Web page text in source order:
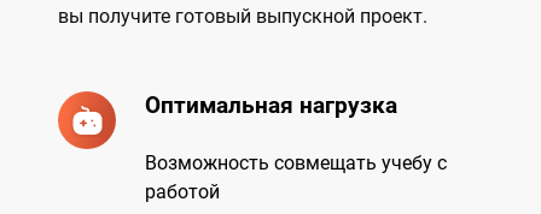
вы получите готовый выпускной проект.
Оптимальная нагрузка
Возможность совмещать учебу с
работой